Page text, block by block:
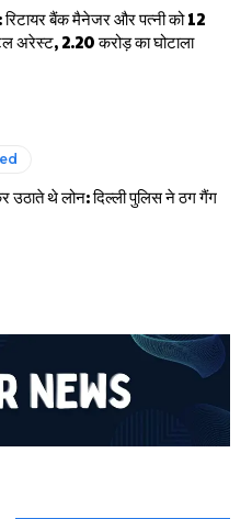
रिटायर बैंक मैनेजर और पत्नी को 12
अरेस्ट, 2.20 करोड़ का घोटाला
उठाते थे लोन: दिल्ली पुलिस ने ठग गैंग